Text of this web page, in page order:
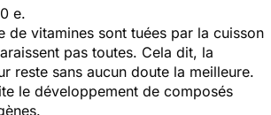
e.
de vitamines sont tuées par la cuisson
pas toutes. Cela dit, la
reste sans aucun doute la meilleure.
le développement de composés